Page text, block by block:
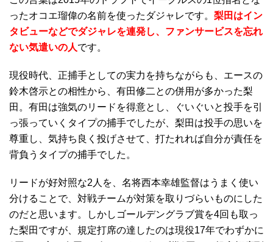
ったオコエ瑠偉の名前を使ったダジャレです。 梨田はイン
タビューなどでダジャレを連発し、ファンサービスを忘れ
ない気遣いの人です。
現役時代、正捕手としての実力を持ちながらも、エースの
鈴木啓示との相性から、有田修二との併用が多かった梨
田。有田は強気のリードを得意とし、ぐいぐいと投手を引
っ張っていくタイプの捕手でしたが、梨田は投手の思いを
尊重し、気持ち良く投げさせて、打たれれば自分が責任を
背負うタイプの捕手でした。
リードが好対照な2人を、名将西本幸雄監督はうまく使い
分けることで、対戦チームが対策を取りづらいものにした
のだと思います。しかしゴールデングラブ賞を4回も取っ
た梨田ですが、規定打席の達したのは現役17年でわずかに